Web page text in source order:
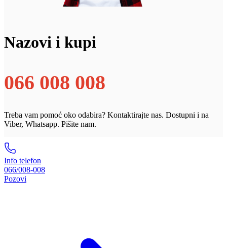
Nazovi i kupi
066 008 008
Treba vam pomoć oko odabira? Kontaktirajte nas. Dostupni i na
Viber, Whatsapp. Pišite nam.
Info telefon
066/008-008
Pozovi